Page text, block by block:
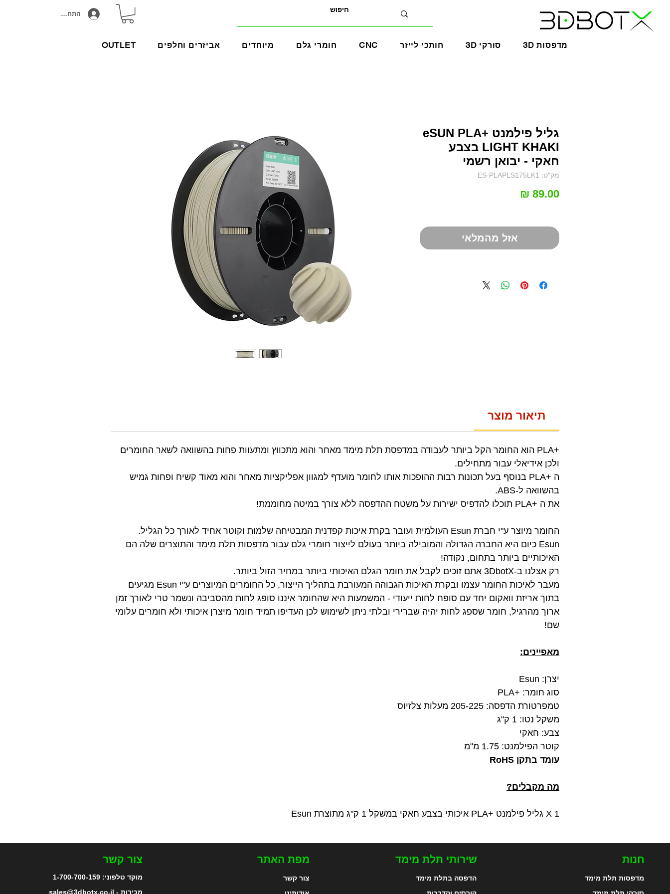
התחבר/הירשם
OUTLET אביזרים וחלפים מיוחדים חומרי גלם CNC חותכי לייזר 3D סורקי 3D מדפסות
גליל פילמנט eSUN PLA+
LIGHT KHAKI בצבע
חאקי - יבואן רשמי
מק"ט: ES-PLAPLS175LK1
אזל מהמלאי
תיאור מוצר
+PLA הוא החומר הקל ביותר לעבודה במדפסת תלת מימד מאחר והוא מתכווץ ומתעוות פחות בהשוואה לשאר החומרים
ולכן אידיאלי עבור מתחילים.
ה +PLA בנוסף בעל תכונות רבות ההופכות אותו לחומר מועדף למגוון אפליקציות מאחר והוא מאוד קשיח ופחות גמיש
בהשוואה ל-ABS.
את ה +PLA תוכלו להדפיס ישירות על משטח ההדפסה ללא צורך במיטה מחוממת!
החומר מיוצר ע"י חברת Esun העולמית ועובר בקרת איכות קפדנית המבטיחה שלמות וקוטר אחיד לאורך כל הגליל.
Esun כיום היא החברה הגדולה והמובילה ביותר בעולם לייצור חומרי גלם עבור מדפסות תלת מימד והתוצרים שלה הם
האיכותיים ביותר בתחום, נקודה!
רק אצלנו ב-3DbotX אתם זוכים לקבל את חומר הגלם האיכותי ביותר במחיר הזול ביותר.
מעבר לאיכות החומר עצמו ובקרת האיכות הגבוהה המעורבת בתהליך הייצור, כל החומרים המיוצרים ע"י Esun מגיעים
בתוך אריזת וואקום יחד עם סופח לחות ייעודי - המשמעות היא שהחומר איננו סופג לחות מהסביבה ונשמר טרי לאורך זמן
ארוך מהרגיל, חומר שספג לחות יהיה שברירי ובלתי ניתן לשימוש לכן העדיפו תמיד חומר מיצרן איכותי ולא חומרים עלומי
שם!
מאפיינים:
יצרן: Esun
סוג חומר: +PLA
טמפרטורת הדפסה: 205-225 מעלות צלזיוס
משקל נטו: 1 ק"ג
צבע: חאקי
קוטר הפילמנט: 1.75 מ"מ
עומד בתקן RoHS
מה מקבלים?
1 X גליל פילמנט +PLA איכותי בצבע חאקי במשקל 1 ק"ג מתוצרת Esun
צור קשר
מוקד טלפוני:1-700-700-159
מכירות - sales@3dbotx.co.il
מפת האתר
צור קשר
שירותי תלת מימד
הדפסה בתלת מימד
חנות
מדפסות תלת מימד